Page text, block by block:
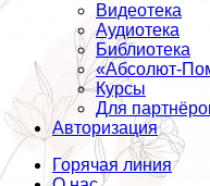
Видеотека
Аудиотека
Библиотека
«Абсолют-
Курсы
Для
Авторизация
Горячая линия